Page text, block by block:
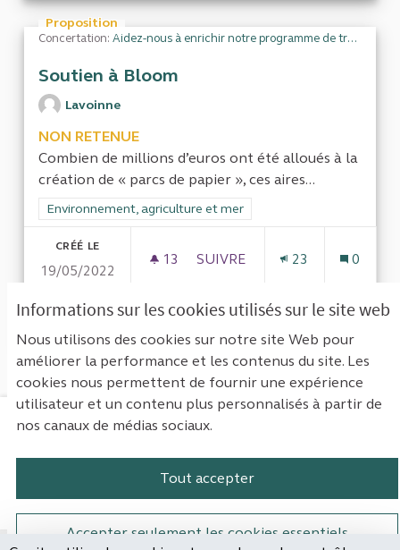
Informations sur les cookies utilisés sur le site web
Nous utilisons des cookies sur notre site Web pour
améliorer la performance et les contenus du site. Les
cookies nous permettent de fournir une expérience
utilisateur et un contenu plus personnalisés à partir de
nos canaux de médias sociaux.
Tout accepter
Accepter seulement les cookies essentiels
Proposition
Concertation: Aidez-nous à enrichir notre programme de travail
Soutien à Bloom
Lavoinne
NON RETENUE
Combien de millions d’euros ont été alloués à la
création de « parcs de papier », ces aires...
Filtrer les résultats de la catégorie : Environnement,
Environnement, agriculture et mer
CRÉÉ LE
19/05/2022
13 13 ABONNÉS
SUIVRE
23 0
VOIR LA PROPOSITION
Mentions légales
Paramètres des cookies
Plateforme de participation de la
Plateforme de participation de la
Plateforme de participation
Plateforme de